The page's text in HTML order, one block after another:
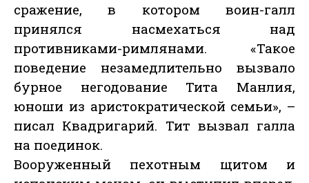
сражение, в котором воин-галл
принялся насмехаться над
противниками-римлянами. «Такое
поведение незамедлительно вызвало
бурное негодование Тита Манлия,
юноши из аристократической семьи», –
писал Квадригарий. Тит вызвал галла
на поединок.
Вооруженный пехотным щитом и